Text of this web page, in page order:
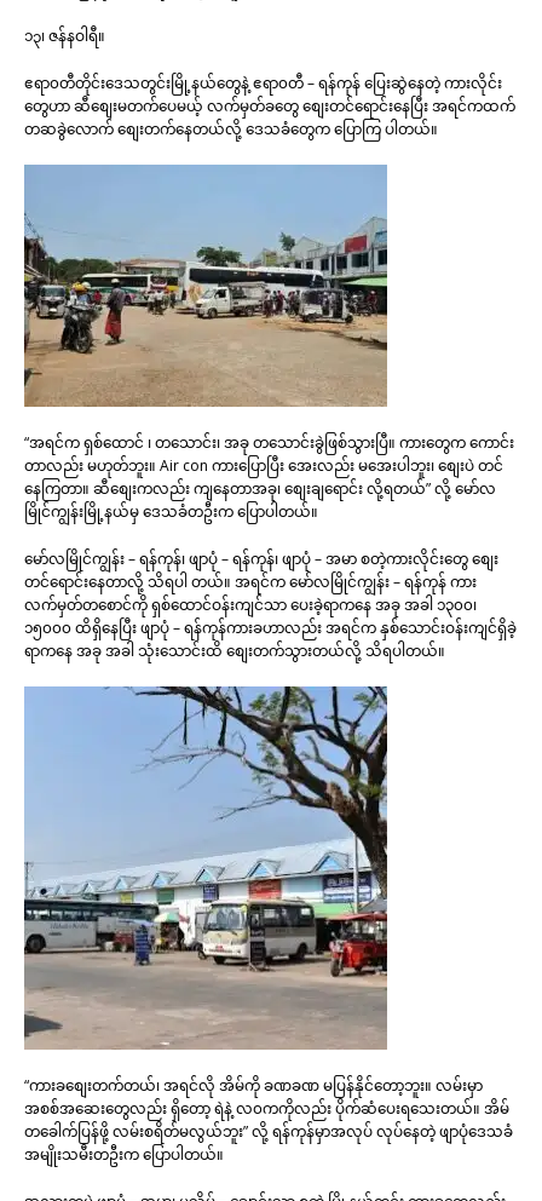
၁၃၊ ဇန်နဝါရီ။
ဧရာ၀တီတိုင်းဒေသတွင်းမြို့နယ်တွေနဲ့ ဧရာ၀တီ – ရန်ကုန် ပြေးဆွဲနေတဲ့ ကားလိုင်း
တွေဟာ ဆီစျေးမတက်ပေမယ့် လက်မှတ်ခတွေ စျေးတင်ရောင်းနေပြီး အရင်ကထက်
တဆခွဲလောက် စျေးတက်နေတယ်လို့ ဒေသခံတွေက ပြောကြ ပါတယ်။
“အရင်က ရှစ်ထောင် ၊ တသောင်း၊ အခု တသောင်းခွဲဖြစ်သွားပြီ။ ကားတွေက ကောင်း
တာလည်း မဟုတ်ဘူး။ Air con ကားပြောပြီး အေးလည်း မအေးပါဘူး၊ စျေးပဲ တင်
နေကြတာ။ ဆီစျေးကလည်း ကျနေတာအခု၊ စျေးချရောင်း လို့ရတယ်” လို့ မော်လ
မြိုင်ကျွန်းမြို့နယ်မှ ဒေသခံတဦးက ပြောပါတယ်။
မော်လမြိုင်ကျွန်း – ရန်ကုန်၊ ဖျာပုံ – ရန်ကုန်၊ ဖျာပုံ – အမာ စတဲ့ကားလိုင်းတွေ စျေး
တင်ရောင်းနေတာလို့ သိရပါ တယ်။ အရင်က မော်လမြိုင်ကျွန်း – ရန်ကုန် ကား
လက်မှတ်တစောင်ကို ရှစ်ထောင်ဝန်းကျင်သာ ပေးခဲ့ရာကနေ အခု အခါ ၁၃၀၀၊
၁၅၀၀၀ ထိရှိနေပြီး ဖျာပုံ – ရန်ကုန်ကားခဟာလည်း အရင်က နှစ်သောင်းဝန်းကျင်ရှိခဲ့
ရာကနေ အခု အခါ သုံးသောင်းထိ စျေးတက်သွားတယ်လို့ သိရပါတယ်။
“ကားခစျေးတက်တယ်၊ အရင်လို အိမ်ကို ခဏခဏ မပြန်နိုင်တော့ဘူး။ လမ်းမှာ
အစစ်အဆေးတွေလည်း ရှိတော့ ရဲနဲ့ လ၀ကကိုလည်း ပိုက်ဆံပေးရသေးတယ်။ အိမ်
တခေါက်ပြန်ဖို့ လမ်းစရိတ်မလွယ်ဘူး” လို့ ရန်ကုန်မှာအလုပ် လုပ်နေတဲ့ ဖျာပုံဒေသခံ
အမျိုးသမီးတဦးက ပြောပါတယ်။